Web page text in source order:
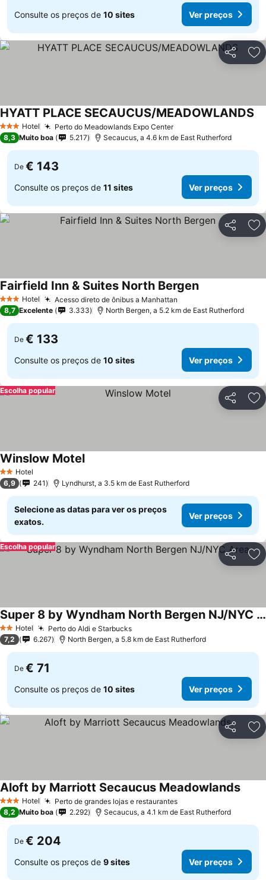
Consulte os preços de 10 sites Ver preços
Partilhar
3 EstrelasHotel Perto do Meadowlands Expo Center
HYATT PLACE SECAUCUS/MEADOWLANDS
8,3 Muito boa 5.217 Secaucus, a 4.6 km de East Rutherford
De € 143
Consulte os preços de 11 sites Ver preços
Partilhar
3 EstrelasHotel Acesso direto de ônibus a Manhattan
Fairfield Inn & Suites North Bergen
8,7 Excelente 3.333 North Bergen, a 5.2 km de East Rutherford
De € 133
Consulte os preços de 10 sites Ver preços
Partilhar
Escolha popular
2 Estrelas
Hotel
Winslow Motel
6,9 241 Lyndhurst, a 3.5 km de East Rutherford
Selecione as datas para ver os preços
exatos.
Ver preços
Partilhar
Escolha popular
2 Estrelas
Hotel Perto do Aldi e Starbucks
Super 8 by Wyndham North Bergen NJ/NYC Area
7,2 6.267 North Bergen, a 5.8 km de East Rutherford
De € 71
Consulte os preços de 10 sites Ver preços
Partilhar
3 EstrelasHotel Perto de grandes lojas e restaurantes
Aloft by Marriott Secaucus Meadowlands
8,2 Muito boa 2.292 Secaucus, a 4.1 km de East Rutherford
De € 204
Consulte os preços de 9 sites Ver preços